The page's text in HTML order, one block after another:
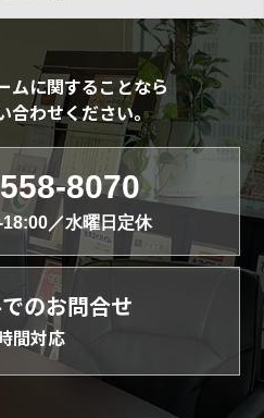
ムに関することなら
合わせください。
8070
／水曜日定休
のお問合せ
間対応